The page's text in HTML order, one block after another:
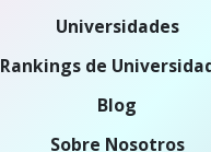
Universidades
Rankings de
Blog
Sobre Nosotros